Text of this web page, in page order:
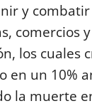
y
comercios
los cuales
en un 10%
la muerte